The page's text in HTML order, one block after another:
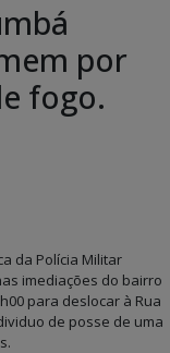
por
fogo.
da Polícia Militar
imediações do bairro
para deslocar à Rua
de posse de uma